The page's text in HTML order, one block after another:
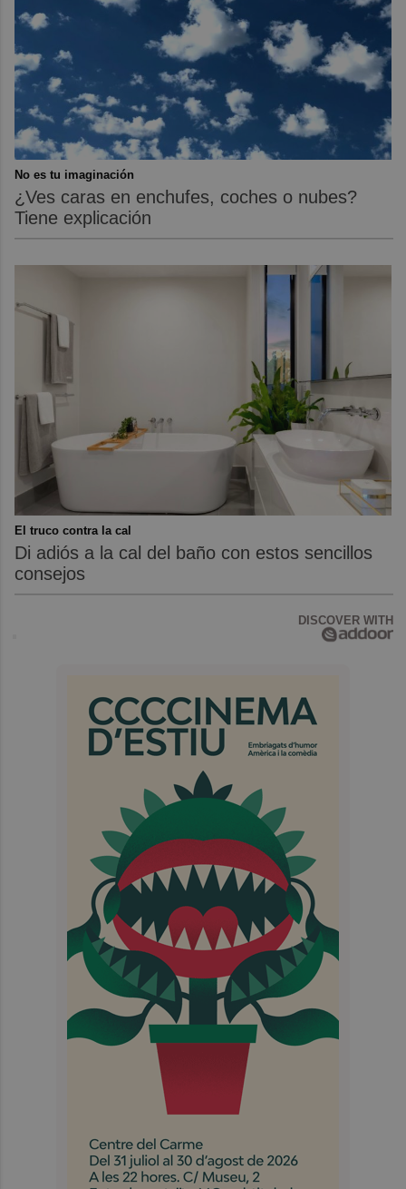
No es tu imaginación
¿Ves caras en enchufes, coches o nubes?
Tiene explicación
El truco contra la cal
Di adiós a la cal del baño con estos sencillos
consejos
DISCOVER WITH